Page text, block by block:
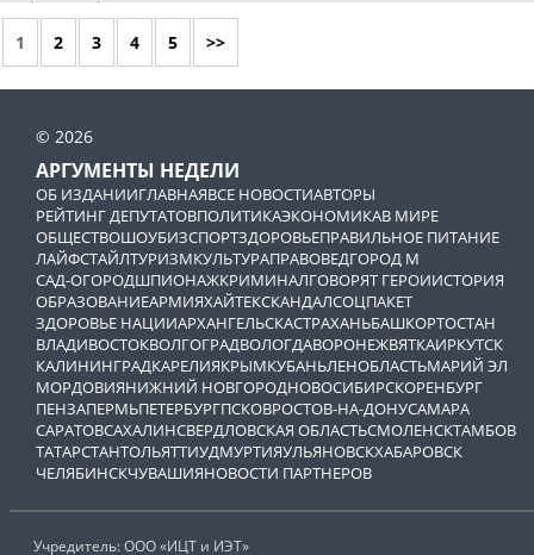
1 2 3 4 5 >>
© 2026
АРГУМЕНТЫ НЕДЕЛИ
ОБ ИЗДАНИИГЛАВНАЯВСЕ НОВОСТИАВТОРЫ
РЕЙТИНГ ДЕПУТАТОВПОЛИТИКАЭКОНОМИКАВ МИРЕ
ОБЩЕСТВОШОУБИЗСПОРТЗДОРОВЬЕПРАВИЛЬНОЕ ПИТАНИЕ
ЛАЙФСТАЙЛТУРИЗМКУЛЬТУРАПРАВОВЕДГОРОД М
САД-ОГОРОДШПИОНАЖКРИМИНАЛГОВОРЯТ ГЕРОИИСТОРИЯ
ОБРАЗОВАНИЕАРМИЯХАЙТЕКСКАНДАЛСОЦПАКЕТ
ЗДОРОВЬЕ НАЦИИАРХАНГЕЛЬСКАСТРАХАНЬБАШКОРТОСТАН
ВЛАДИВОСТОКВОЛГОГРАДВОЛОГДАВОРОНЕЖВЯТКАИРКУТСК
КАЛИНИНГРАДКАРЕЛИЯКРЫМКУБАНЬЛЕНОБЛАСТЬМАРИЙ ЭЛ
МОРДОВИЯНИЖНИЙ НОВГОРОДНОВОСИБИРСКОРЕНБУРГ
ПЕНЗАПЕРМЬПЕТЕРБУРГПСКОВРОСТОВ-НА-ДОНУСАМАРА
САРАТОВСАХАЛИНСВЕРДЛОВСКАЯ ОБЛАСТЬСМОЛЕНСКТАМБОВ
ТАТАРСТАНТОЛЬЯТТИУДМУРТИЯУЛЬЯНОВСКХАБАРОВСК
ЧЕЛЯБИНСКЧУВАШИЯНОВОСТИ ПАРТНЕРОВ
Учредитель: ООО «ИЦТ и ИЭТ»